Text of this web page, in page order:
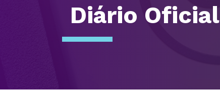
Diário Oficial